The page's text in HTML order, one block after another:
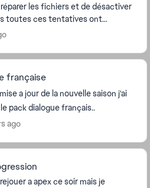
les fichiers et de désactiver
toutes ces tentatives ont
jeu plante juste après la cin...
française
a jour de la nouvelle saison j'ai
pack dialogue français..
ago
a apex ce soir mais je